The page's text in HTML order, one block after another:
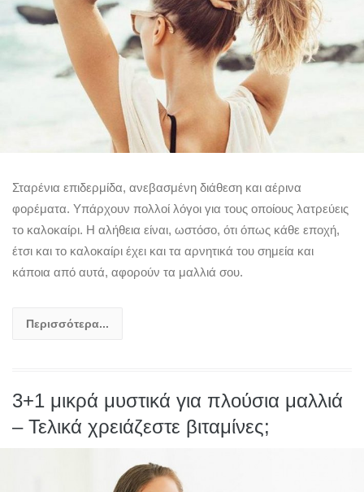
Σταρένια επιδερμίδα, ανεβασμένη διάθεση και αέρινα
φορέματα. Υπάρχουν πολλοί λόγοι για τους οποίους λατρεύεις
το καλοκαίρι. Η αλήθεια είναι, ωστόσο, ότι όπως κάθε εποχή,
έτσι και το καλοκαίρι έχει και τα αρνητικά του σημεία και
κάποια από αυτά, αφορούν τα μαλλιά σου.
Περισσότερα...
3+1 μικρά μυστικά για πλούσια μαλλιά
– Τελικά χρειάζεστε βιταμίνες;